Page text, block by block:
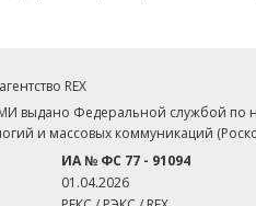
REX
выдано Федеральной службой по
и массовых коммуникаций
ИА № ФС 77 - 91094
01.04.2026